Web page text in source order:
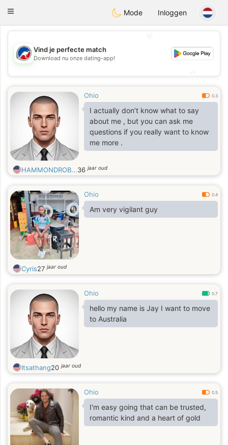
AustraliaChat
Toggle
Mode Inloggen
💖
💕
Vind je perfecte match
Download nu onze dating-app!
Ohio 0.3
I actually don’t know what to say
about me , but you can ask me
questions if you really want to know
me more .
HAMMONDROB...36jaar oud
Ohio 0.4
Am very vigilant guy
Cyris27jaar oud
Ohio 0.7
hello my name is Jay I want to move
to Australia
Itsathang20jaar oud
Ohio 0.5
I'm easy going that can be trusted,
romantic kind and a heart of gold